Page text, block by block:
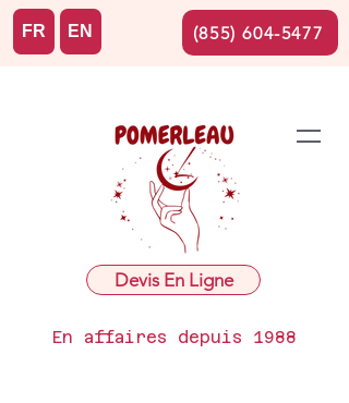
Devis En Ligne
En affaires depuis 1988
FR EN (855) 604-5477